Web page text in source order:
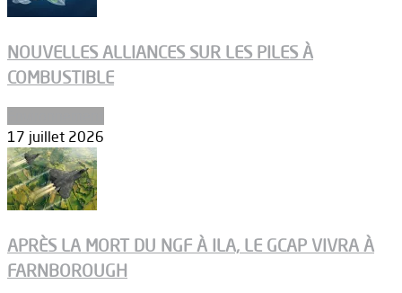
NOUVELLES ALLIANCES SUR LES PILES À
COMBUSTIBLE
17 juillet 2026
APRÈS LA MORT DU NGF À ILA, LE GCAP VIVRA À
FARNBOROUGH